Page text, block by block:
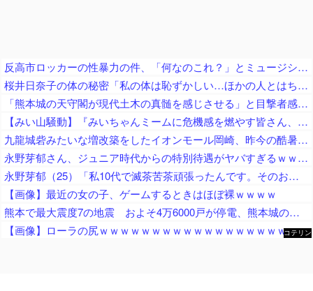
反高市ロッカーの性暴力の件、「何なのこれ？」とミュージシャン界隈が一般人をドン引きさせまくっている模様
桜井日奈子の体の秘密「私の体は恥ずかしい…ほかの人とはちょっと変わってるの」
「熊本城の天守閣が現代土木の真髄を感じさせる」と目撃者感嘆、10年前の地震で満身創痍状態になっていたが……
【みい山騒動】『みいちゃんミームに危機感を燃やす皆さん、何故チー牛ミームに微温的だったの？フェミの男性揶揄を、なぜ諫めてくれなかった？』
九龍城砦みたいな増改築をしたイオンモール岡崎、昨今の酷暑が直撃してしまった結果……
永野芽郁さん、ジュニア時代からの特別待遇がヤバすぎるｗｗｗｗｗ
永野芽郁（25）「私10代で滅茶苦茶頑張ったんです。そのおかげで今幸せな20代を送れている」
【画像】最近の女の子、ゲームするときはほぼ裸ｗｗｗｗ
熊本で最大震度7の地震 およそ4万6000戸が停電、熊本城の石垣が崩れたとの情報 川内・玄海原発に異常なし、通常運転継続中 生放送中だったジャパネットさん、ヘルメット被って地震情報を伝える
【画像】ローラの尻ｗｗｗｗｗｗｗｗｗｗｗｗｗｗｗｗｗｗｗｗｗｗｗｗ
コテリン